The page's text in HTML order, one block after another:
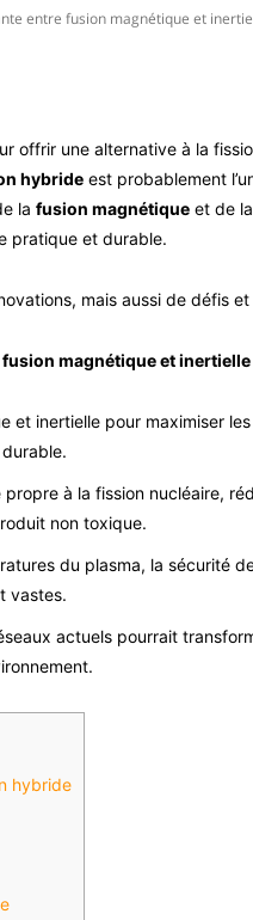
entre fusion magnétique et
offrir une alternative à la
hybride est probablement
la fusion magnétique et de la
pratique et durable.
mais aussi de défis
magnétique et inertielle
et inertielle pour maximiser
à la fission nucléaire,
non toxique.
du plasma, la sécurité
vastes.
actuels pourrait
hybride